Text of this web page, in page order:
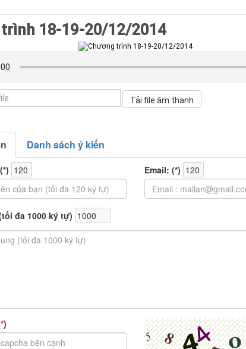
18-19-20/12/2014